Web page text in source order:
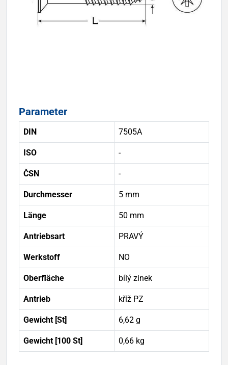
Parameter
DIN 7505A
ISO -
ČSN -
Durchmesser 5 mm
Länge 50 mm
Antriebsart PRAVÝ
Werkstoff NO
Oberfläche bílý zinek
Antrieb kříž PZ
Gewicht [St] 6,62 g
Gewicht [100 St] 0,66 kg